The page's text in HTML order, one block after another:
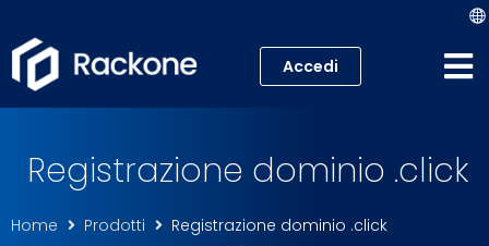
VPS
Cloud
Accedi
Registrazione dominio .click
Home Prodotti Registrazione dominio .click